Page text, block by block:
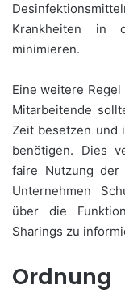
Krankheiten in
minimieren.
Eine weitere
Mitarbeitende
Zeit besetzen und
benötigen. Dies
faire Nutzung der
Unternehmen
über die
Sharings zu